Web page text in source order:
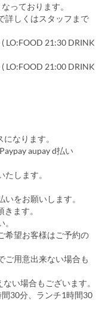
っております。
しくはスタッフまで
LO:FOOD 21:30 DRINK
LO:FOOD 21:00 DRINK
なります。
aupay d払い
します。
をお願いします。
ます。
希望お客様はご予約の
用意出来ない場合も
い場合もございます。
30分、ランチ1時間30